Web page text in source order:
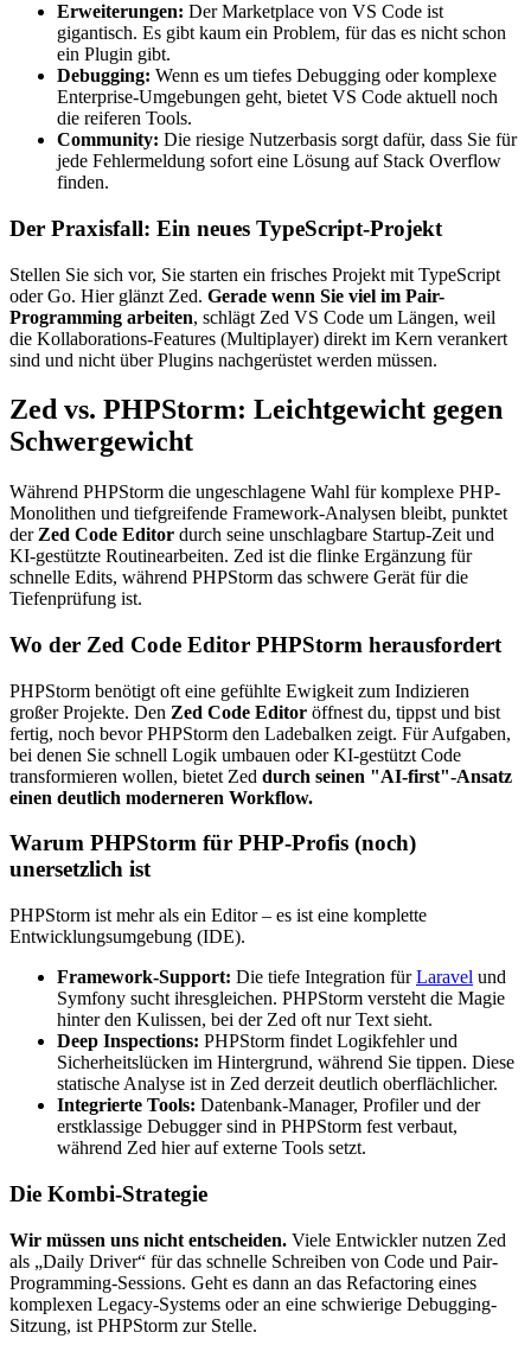
Erweiterungen: Der Marketplace von VS Code ist
gigantisch. Es gibt kaum ein Problem, für das es nicht schon
ein Plugin gibt.
Debugging: Wenn es um tiefes Debugging oder komplexe
Enterprise-Umgebungen geht, bietet VS Code aktuell noch
die reiferen Tools.
Community: Die riesige Nutzerbasis sorgt dafür, dass Sie für
jede Fehlermeldung sofort eine Lösung auf Stack Overflow
finden.
Der Praxisfall: Ein neues TypeScript-Projekt
Stellen Sie sich vor, Sie starten ein frisches Projekt mit TypeScript
oder Go. Hier glänzt Zed. Gerade wenn Sie viel im Pair-
Programming arbeiten, schlägt Zed VS Code um Längen, weil
die Kollaborations-Features (Multiplayer) direkt im Kern verankert
sind und nicht über Plugins nachgerüstet werden müssen.
Zed vs. PHPStorm: Leichtgewicht gegen
Schwergewicht
Während PHPStorm die ungeschlagene Wahl für komplexe PHP-
Monolithen und tiefgreifende Framework-Analysen bleibt, punktet
der Zed Code Editor durch seine unschlagbare Startup-Zeit und
KI-gestützte Routinearbeiten. Zed ist die flinke Ergänzung für
schnelle Edits, während PHPStorm das schwere Gerät für die
Tiefenprüfung ist.
Wo der Zed Code Editor PHPStorm herausfordert
PHPStorm benötigt oft eine gefühlte Ewigkeit zum Indizieren
großer Projekte. Den Zed Code Editor öffnest du, tippst und bist
fertig, noch bevor PHPStorm den Ladebalken zeigt. Für Aufgaben,
bei denen Sie schnell Logik umbauen oder KI-gestützt Code
transformieren wollen, bietet Zed durch seinen "AI-first"-Ansatz
einen deutlich moderneren Workflow.
Warum PHPStorm für PHP-Profis (noch)
unersetzlich ist
PHPStorm ist mehr als ein Editor – es ist eine komplette
Entwicklungsumgebung (IDE).
Framework-Support: Die tiefe Integration fürLaravel und
Symfony sucht ihresgleichen. PHPStorm versteht die Magie
hinter den Kulissen, bei der Zed oft nur Text sieht.
Deep Inspections: PHPStorm findet Logikfehler und
Sicherheitslücken im Hintergrund, während Sie tippen. Diese
statische Analyse ist in Zed derzeit deutlich oberflächlicher.
Integrierte Tools: Datenbank-Manager, Profiler und der
erstklassige Debugger sind in PHPStorm fest verbaut,
während Zed hier auf externe Tools setzt.
Die Kombi-Strategie
Wir müssen uns nicht entscheiden. Viele Entwickler nutzen Zed
als „Daily Driver“ für das schnelle Schreiben von Code und Pair-
Programming-Sessions. Geht es dann an das Refactoring eines
komplexen Legacy-Systems oder an eine schwierige Debugging-
Sitzung, ist PHPStorm zur Stelle.